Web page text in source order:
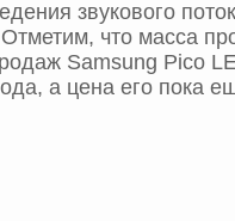
звукового
что масса
Samsung Pico
а цена его пока